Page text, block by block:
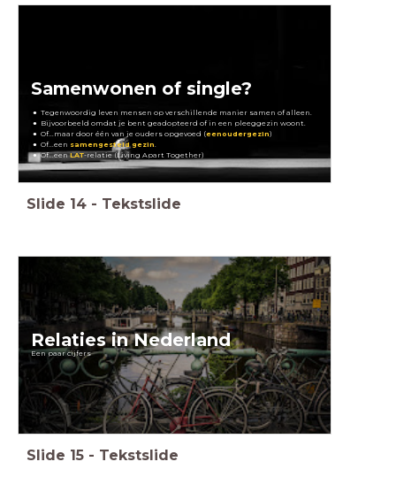
Samenwonen of single?
Tegenwoordig leven mensen op verschillende manier samen of alleen.
Bijvoorbeeld omdat je bent geadopteerd of in een pleeggezin woont.
Of...maar door één van je ouders opgevoed (eenoudergezin)
Of...een samengesteld gezin
Of...eenLAT-relatie (Living Apart Together)
Slide 14 - Tekstslide
Relaties in Nederland
Een paar cijfers
Slide 15 - Tekstslide